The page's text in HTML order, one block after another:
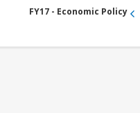
FY17 - Economic Policy